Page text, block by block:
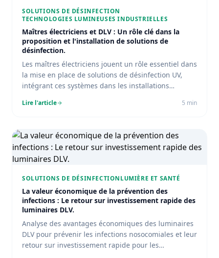
SOLUTIONS DE DÉSINFECTION
TECHNOLOGIES LUMINEUSES INDUSTRIELLES
Maîtres électriciens et DLV : Un rôle clé dans la
proposition et l'installation de solutions de
désinfection.
Les maîtres électriciens jouent un rôle essentiel dans
la mise en place de solutions de désinfection UV,
intégrant ces systèmes dans les installations
Lire l'article 5 min
SOLUTIONS DE DÉSINFECTIONLUMIÈRE ET SANTÉ
La valeur économique de la prévention des
infections : Le retour sur investissement rapide des
luminaires DLV.
Analyse des avantages économiques des luminaires
DLV pour prévenir les infections nosocomiales et leur
retour sur investissement rapide pour les